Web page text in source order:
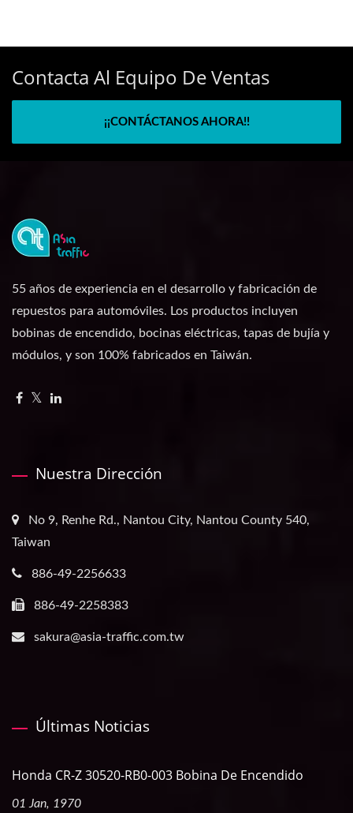
Contacta Al Equipo De Ventas
¡¡CONTÁCTANOS AHORA!!
55 años de experiencia en el desarrollo y fabricación de
repuestos para automóviles. Los productos incluyen
bobinas de encendido, bocinas eléctricas, tapas de bujía y
módulos, y son 100% fabricados en Taiwán.
Nuestra Dirección
No 9, Renhe Rd., Nantou City, Nantou County 540,
Taiwan
886-49-2256633
886-49-2258383
sakura@asia-traffic.com.tw
Últimas Noticias
Honda CR-Z 30520-RB0-003 Bobina De Encendido
01 Jan, 1970